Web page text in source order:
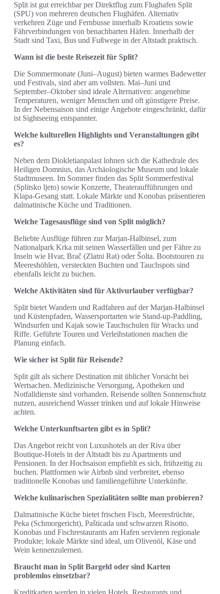
Split ist gut erreichbar per Direktflug zum Flughafen Split
(SPU) von mehreren deutschen Flughäfen. Alternativ
verkehren Züge und Fernbusse innerhalb Kroatiens sowie
Fährverbindungen von benachbarten Häfen. Innerhalb der
Stadt sind Taxi, Bus und Fußwege in der Altstadt praktisch.
Wann ist die beste Reisezeit für Split?
Die Sommermonate (Juni–August) bieten warmes Badewetter
und Festivals, sind aber am vollsten. Mai–Juni und
September–Oktober sind ideale Alternativen: angenehme
Temperaturen, weniger Menschen und oft günstigere Preise.
In der Nebensaison sind einige Angebote eingeschränkt, dafür
ist Sightseeing entspannter.
Welche kulturellen Highlights und Veranstaltungen gibt
es?
Neben dem Diokletianpalast lohnen sich die Kathedrale des
Heiligen Domnius, das Archäologische Museum und lokale
Stadtmuseen. Im Sommer finden das Split Sommerfestival
(Splitsko ljeto) sowie Konzerte, Theateraufführungen und
Klapa-Gesang statt. Lokale Märkte und Konobas präsentieren
dalmatinische Küche und Traditionen.
Welche Tagesausflüge sind von Split möglich?
Beliebte Ausflüge führen zur Marjan-Halbinsel, zum
Nationalpark Krka mit seinen Wasserfällen und per Fähre zu
Inseln wie Hvar, Brač (Zlatni Rat) oder Šolta. Bootstouren zu
Meereshöhlen, versteckten Buchten und Tauchspots sind
ebenfalls leicht zu buchen.
Welche Aktivitäten sind für Aktivurlauber verfügbar?
Split bietet Wandern und Radfahren auf der Marjan-Halbinsel
und Küstenpfaden, Wassersportarten wie Stand-up-Paddling,
Windsurfen und Kajak sowie Tauchschulen für Wracks und
Riffe. Geführte Touren und Verleihstationen machen die
Planung einfach.
Wie sicher ist Split für Reisende?
Split gilt als sichere Destination mit üblicher Vorsicht bei
Wertsachen. Medizinische Versorgung, Apotheken und
Notfalldienste sind vorhanden. Reisende sollten Sonnenschutz
nutzen, ausreichend Wasser trinken und auf lokale Hinweise
achten.
Welche Unterkunftsarten gibt es in Split?
Das Angebot reicht von Luxushotels an der Riva über
Boutique‑Hotels in der Altstadt bis zu Apartments und
Pensionen. In der Hochsaison empfiehlt es sich, frühzeitig zu
buchen. Plattformen wie Airbnb sind verbreitet, ebenso
traditionelle Konobas und familiengeführte Unterkünfte.
Welche kulinarischen Spezialitäten sollte man probieren?
Dalmatinische Küche bietet frischen Fisch, Meeresfrüchte,
Peka (Schmorgericht), Pašticada und schwarzen Risotto.
Konobas und Fischrestaurants am Hafen servieren regionale
Produkte; lokale Märkte sind ideal, um Olivenöl, Käse und
Wein kennenzulernen.
Braucht man in Split Bargeld oder sind Karten
problemlos einsetzbar?